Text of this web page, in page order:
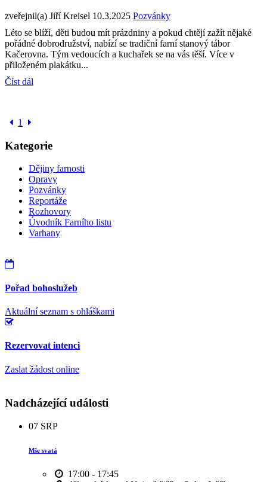
zveřejnil(a) Jiří Kreisel 10.3.2025 Pozvánky
Léto se blíží, děti budou mít prázdniny a pokud chtějí zažít nějaké
pořádné dobrodružství, nabízí se tradiční farní stanový tábor
Kačerovna. Tým vedoucích a kuchařek se na vás těší. Více v
přiloženém plakátku...
Číst dál
1
Kategorie
Dějiny farnosti
Opravy
Pozvánky
Reportáže
Rozhovory
Úvodník Farního listu
Varhany
Pořad bohoslužeb
Aktuální seznam s ohláškami
Rezervovat intenci
Zaslat žádost online
Nadcházející události
07 SRP
Mše svatá
17:00 - 17:45